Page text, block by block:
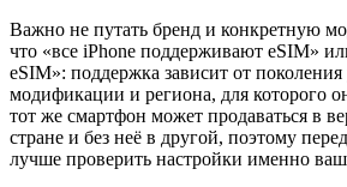
Важно не путать бренд и конкретную
что «все iPhone поддерживают eSIM»
eSIM»: поддержка зависит от поколения
модификации и региона, для которого
тот же смартфон может продаваться в
стране и без неё в другой, поэтому
лучше проверить настройки именно